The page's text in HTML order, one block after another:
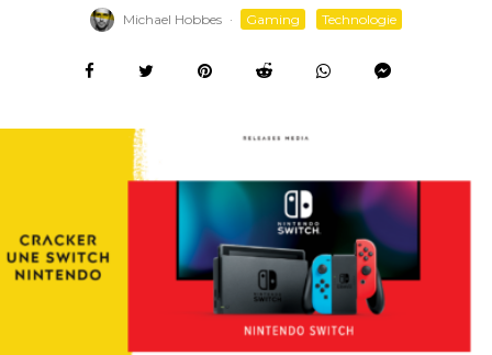
Michael Hobbes · Gaming Technologie